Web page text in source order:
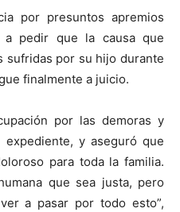
por presuntos apremios
a pedir que la causa que
sufridas por su hijo durante
finalmente a juicio.
por las demoras y
y aseguró que
para toda la familia.
que sea justa, pero
a pasar por todo esto”,